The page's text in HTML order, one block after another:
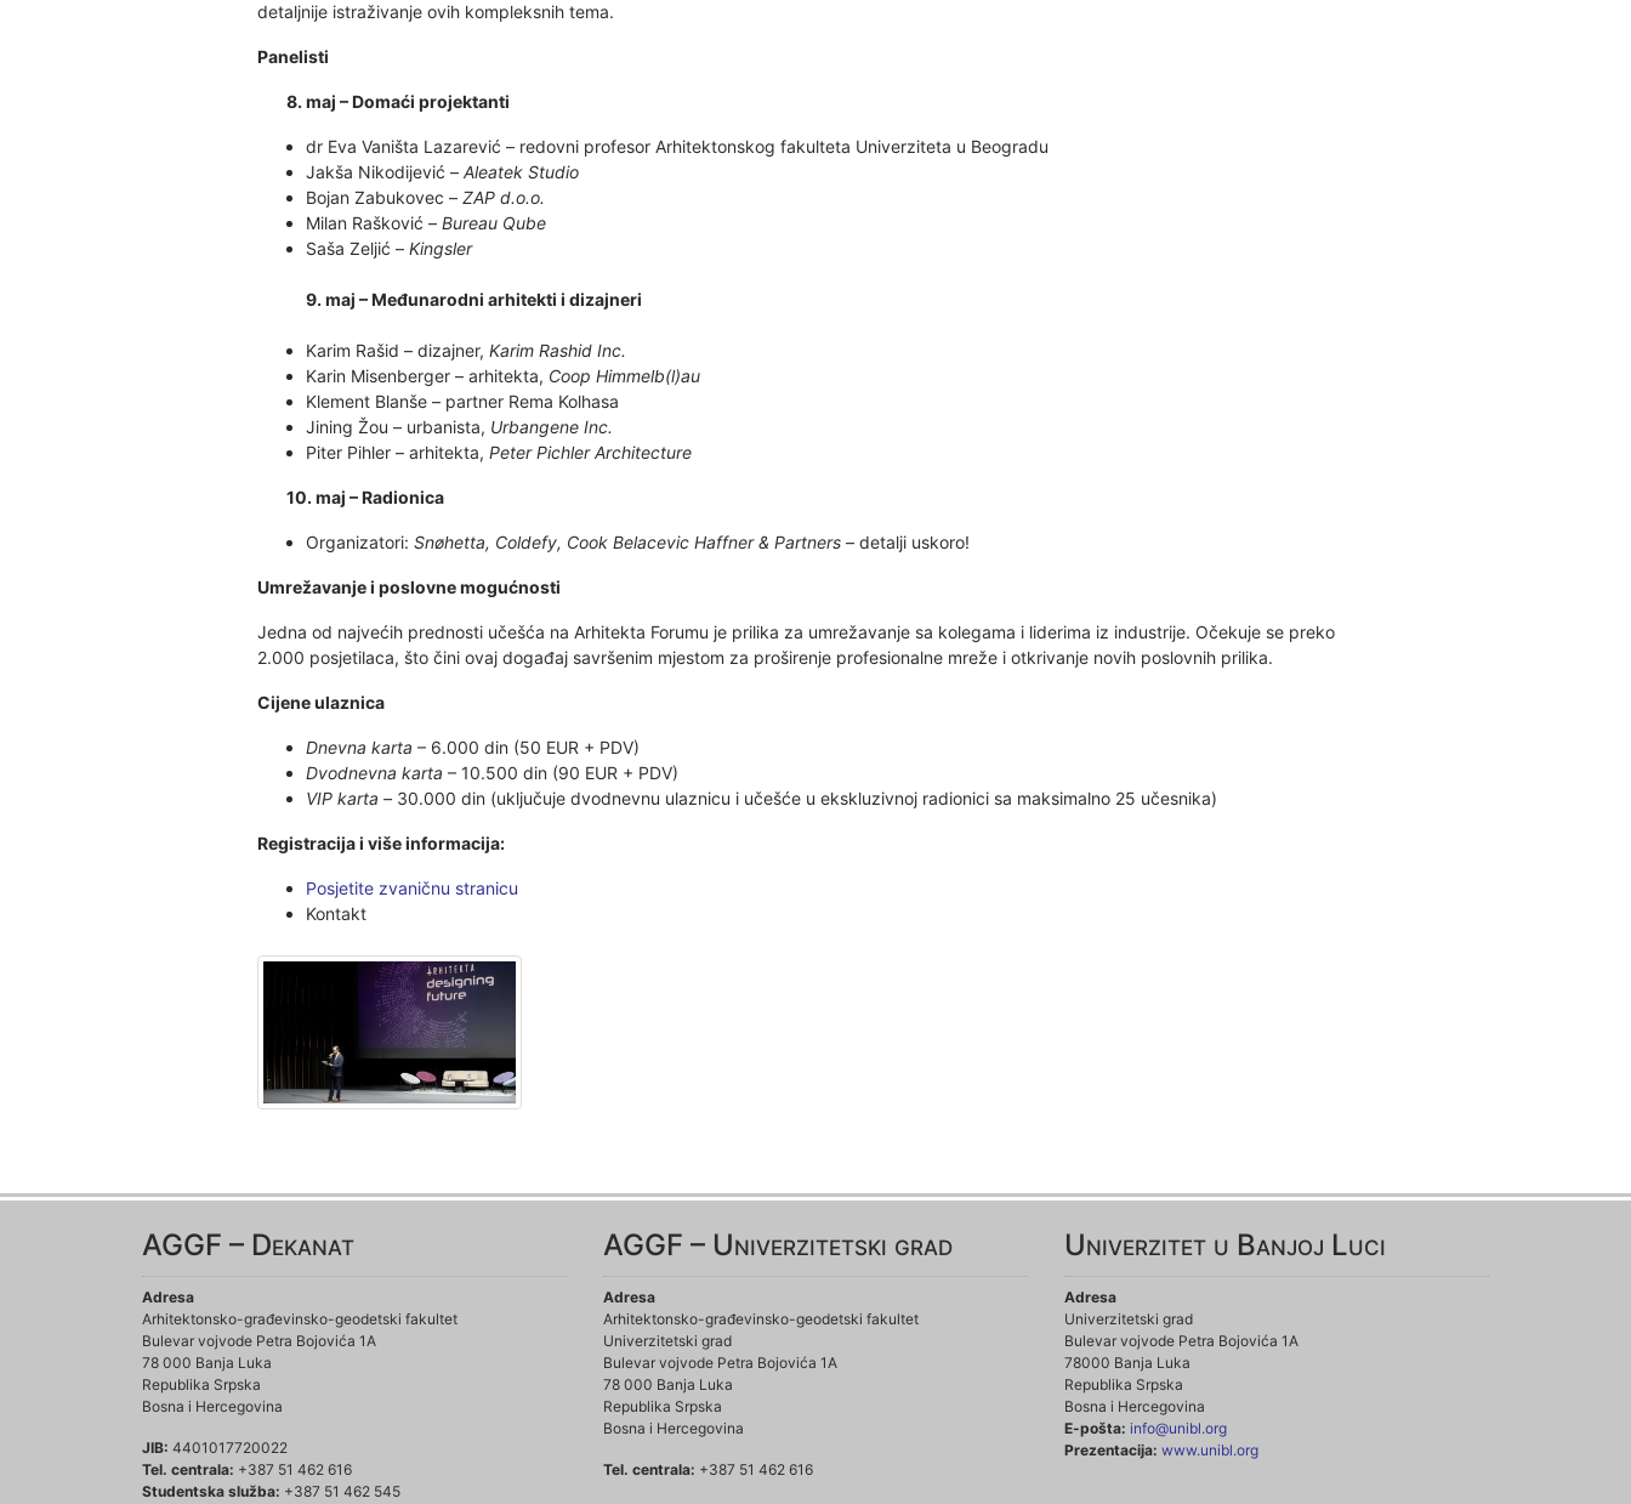
detaljnije istraživanje ovih kompleksnih tema.
Panelisti
8. maj – Domaći projektanti
dr Eva Vaništa Lazarević – redovni profesor Arhitektonskog fakulteta Univerziteta u Beogradu
Jakša Nikodijević –Aleatek Studio
Bojan Zabukovec – ZAP d.o.o.
Milan Rašković – Bureau Qube
Saša Zeljić – Kingsler
9. maj – Međunarodni arhitekti i dizajneri
Karim Rašid – dizajner, Karim Rashid Inc.
Karin Misenberger – arhitekta, Coop Himmelb(l)au
Klement Blanše – partner Rema Kolhasa
Jining Žou – urbanista, Urbangene Inc.
Piter Pihler – arhitekta, Peter Pichler Architecture
10. maj – Radionica
Organizatori: Snøhetta, Coldefy, Cook Belacevic Haffner & Partners – detalji uskoro!
Umrežavanje i poslovne mogućnosti
Jedna od najvećih prednosti učešća na Arhitekta Forumu je prilika za umrežavanje sa kolegama i liderima iz industrije. Očekuje se preko
2.000 posjetilaca, što čini ovaj događaj savršenim mjestom za proširenje profesionalne mreže i otkrivanje novih poslovnih prilika.
Cijene ulaznica
Dnevna karta – 6.000 din (50 EUR + PDV)
Dvodnevna karta – 10.500 din (90 EUR + PDV)
VIP karta –30.000 din (uključuje dvodnevnu ulaznicu i učešće u ekskluzivnoj radionici sa maksimalno 25 učesnika)
Registracija i više informacija:
Posjetite zvaničnu stranicu
Kontakt
AGGF – Dekanat
Adresa
Arhitektonsko-građevinsko-geodetski fakultet
Bulevar vojvode Petra Bojovića 1A
78 000 Banja Luka
Republika Srpska
Bosna i Hercegovina
JIB: 4401017720022
Tel. centrala: +387 51 462 616
Studentska služba: +387 51 462 545
AGGF – Univerzitetski grad
Adresa
Arhitektonsko-građevinsko-geodetski fakultet
Univerzitetski grad
Bulevar vojvode Petra Bojovića 1A
78 000 Banja Luka
Republika Srpska
Bosna i Hercegovina
Tel. centrala: +387 51 462 616
Univerzitet u Banjoj Luci
Adresa
Univerzitetski grad
Bulevar vojvode Petra Bojovića 1A
78000 Banja Luka
Republika Srpska
Bosna i Hercegovina
E-pošta: info@unibl.org
Prezentacija: www.unibl.org